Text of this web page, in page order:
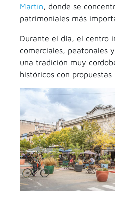
Martín, donde se
patrimoniales más
Durante el día, el centro
comerciales, peatonales
una tradición muy
históricos con propuestas